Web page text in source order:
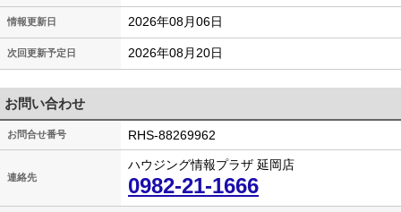
情報更新日 2026年08月06日
次回更新予定日 2026年08月20日
お問い合わせ
お問合せ番号 RHS-88269962
連絡先
ハウジング情報プラザ 延岡店
0982-21-1666